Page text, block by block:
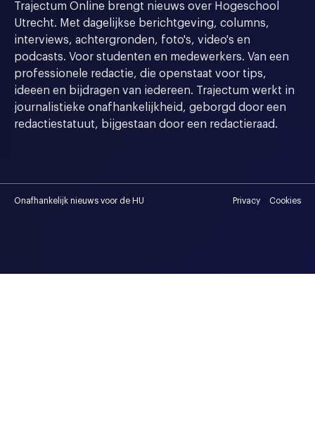
Trajectum Online brengt nieuws over Hogeschool
Utrecht. Met dagelijkse berichtgeving, columns,
interviews, achtergronden, foto's, video's en
podcasts. Voor studenten en medewerkers. Van een
professionele redactie, die openstaat voor tips,
ideeen en bijdragen van iedereen. Trajectum werkt in
journalistieke onafhankelijkheid, geborgd door een
redactiestatuut, bijgestaan door een redactieraad.
Onafhankelijk nieuws voor de HU Privacy Cookies